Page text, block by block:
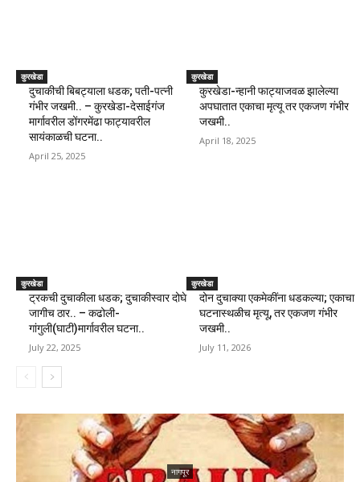
कुरखेडा
दुचाकीची बिबट्याला धडक; पती-पत्नी
गंभीर जखमी.. – कुरखेडा-देसाईगंज
मार्गावरील डोंगरमेंढा फाट्यावरील
सायंकाळची घटना..
April 25, 2025
कुरखेडा
कुरखेडा-न्हानी फाट्याजवळ झालेल्या
अपघातात एकाचा मृत्यू तर एकजण गंभीर
जखमी..
April 18, 2025
कुरखेडा
ट्रकची दुचाकीला धडक; दुचाकीस्वार दोघे
जागीच ठार.. – कढोली-
गांगुली(घाटी)मार्गावरील घटना..
July 22, 2025
कुरखेडा
दोन दुचाक्या एकमेकींना धडकल्या; एकाचा
घटनास्थळीच मृत्यू, तर एकजण गंभीर
जखमी..
July 11, 2026
नागपूर